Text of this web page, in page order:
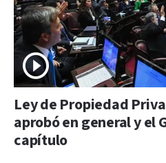
Ley de Propiedad
aprobó en general y el
capítulo